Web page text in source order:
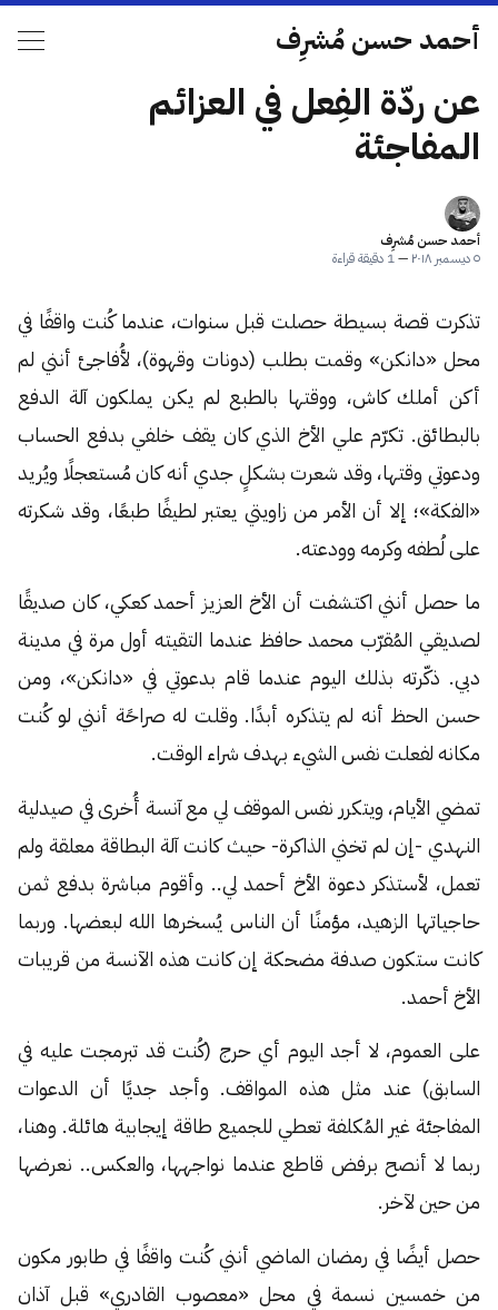
أحمد حسن مُشرِف
عن ردّة الفِعل في العزائم
المفاجئة
أحمد حسن مُشرِف
٥ ديسمبر ٢٠١٨
—1 دقيقة قراءة
تذكرت قصة بسيطة حصلت قبل سنوات، عندما كُنت واقفًا في
محل «دانكن» وقمت بطلب (دونات وقهوة)، لأُفاجئ أنني لم
أكن أملك كاش، ووقتها بالطبع لم يكن يملكون آلة الدفع
بالبطائق. تكرّم علي الأخ الذي كان يقف خلفي بدفع الحساب
ودعوتي وقتها، وقد شعرت بشكلٍ جدي أنه كان مُستعجلًا ويُريد
«الفكة»؛ إلا أن الأمر من زاويتي يعتبر لطيفًا طبعًا، وقد شكرته
على لُطفه وكرمه وودعته.
ما حصل أنني اكتشفت أن الأخ العزيز أحمد كعكي، كان صديقًا
لصديقي المُقرّب محمد حافظ عندما التقيته أول مرة في مدينة
دبي. ذكّرته بذلك اليوم عندما قام بدعوتي في «دانكن»، ومن
حسن الحظ أنه لم يتذكره أبدًا. وقلت له صراحًة أنني لو كُنت
مكانه لفعلت نفس الشيء بهدف شراء الوقت.
تمضي الأيام، ويتكرر نفس الموقف لي مع آنسة أُخرى في صيدلية
النهدي -إن لم تخني الذاكرة- حيث كانت آلة البطاقة معلقة ولم
تعمل، لأستذكر دعوة الأخ أحمد لي.. وأقوم مباشرة بدفع ثمن
حاجياتها الزهيد، مؤمنًا أن الناس يُسخرها الله لبعضها. وربما
كانت ستكون صدفة مضحكة إن كانت هذه الآنسة من قريبات
الأخ أحمد.
على العموم، لا أجد اليوم أي حرج (كُنت قد تبرمجت عليه في
السابق) عند مثل هذه المواقف. وأجد جديًا أن الدعوات
المفاجئة غير المُكلفة تعطي للجميع طاقة إيجابية هائلة. وهنا،
ربما لا أنصح برفض قاطع عندما نواجهها، والعكس.. نعرضها
من حين لآخر.
حصل أيضًا في رمضان الماضي أنني كُنت واقفًا في طابور مكون
من خمسين نسمة في محل «معصوب القادري» قبل آذان